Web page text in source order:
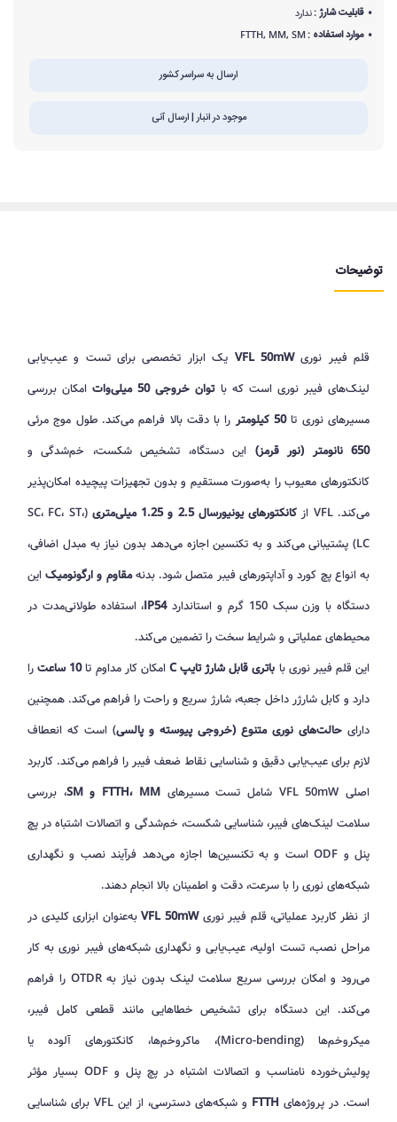
قابلیت شارژ :ندارد
موارد استفاده :FTTH, MM, SM
ارسال به سراسر کشور
موجود در انبار | ارسال آنی
توضیحات
قلم فیبر نوریVFL 50mW
یک ابزار تخصصی برای تست و عیب‌یابی
لینک‌های فیبر نوری است که باتوان خروجی 50 میلی‌وات
امکان بررسی
مسیرهای نوری تا50 کیلومتر
را با دقت بالا فراهم می‌کند. طول موج مرئی
650 نانومتر (نور قرمز)
این دستگاه، تشخیص شکست، خم‌شدگی و
کانکتورهای معیوب را به‌صورت مستقیم و بدون تجهیزات پیچیده امکان‌پذیر
می‌کند. VFL از
کانکتورهای یونیورسال 2.5 و 1.25 میلی‌متری
(SC، FC، ST،
LC) پشتیبانی می‌کند و به تکنسین اجازه می‌دهد بدون نیاز به مبدل اضافی،
به انواع پچ کورد و آداپتورهای فیبر متصل شود. بدنهمقاوم و ارگونومیکاین
دستگاه با وزن سبک 150 گرم و استاندارد
IP54، استفاده طولانی‌مدت در
محیط‌های عملیاتی و شرایط سخت را تضمین می‌کند.
این قلم فیبر نوری با باتری قابل شارژ تایپ C امکان کار مداوم تا10 ساعت
را
دارد و کابل شارژر داخل جعبه، شارژ سریع و راحت را فراهم می‌کند. همچنین
دارای حالت‌های نوری متنوع (خروجی پیوسته و پالسی) است که انعطاف
لازم برای عیب‌یابی دقیق و شناسایی نقاط ضعف فیبر را فراهم می‌کند. کاربرد
اصلی VFL 50mW شامل تست مسیرهای
FTTH، MM و SM
، بررسی
سلامت لینک‌های فیبر، شناسایی شکست، خم‌شدگی و اتصالات اشتباه در پچ
پنل و ODF است و به تکنسین‌ها اجازه می‌دهد فرآیند نصب و نگهداری
شبکه‌های نوری را با سرعت، دقت و اطمینان بالا انجام دهند.
از نظر کاربرد عملیاتی، قلم فیبر نوریVFL 50mW
به‌عنوان ابزاری کلیدی در
مراحل نصب، تست اولیه، عیب‌یابی و نگهداری شبکه‌های فیبر نوری به کار
می‌رود و امکان بررسی سریع سلامت لینک بدون نیاز به OTDR را فراهم
می‌کند. این دستگاه برای تشخیص خطاهایی مانند قطعی کامل فیبر،
میکروخم‌ها (Micro-bending)، ماکروخم‌ها، کانکتورهای آلوده یا
پولیش‌خورده نامناسب و اتصالات اشتباه در پچ پنل و ODF بسیار مؤثر
است. در پروژه‌های FTTH
و شبکه‌های دسترسی، از این VFL برای شناسایی